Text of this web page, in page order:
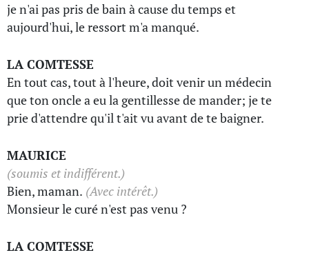
je n'ai pas pris de bain à cause du temps et
aujourd'hui, le ressort m'a manqué.
LA COMTESSE
En tout cas, tout à l'heure, doit venir un médecin
que ton oncle a eu la gentillesse de mander; je te
prie d'attendre qu'il t'ait vu avant de te baigner.
MAURICE
(soumis et indifférent.)
Bien, maman. (Avec intérêt.)
Monsieur le curé n'est pas venu ?
LA COMTESSE